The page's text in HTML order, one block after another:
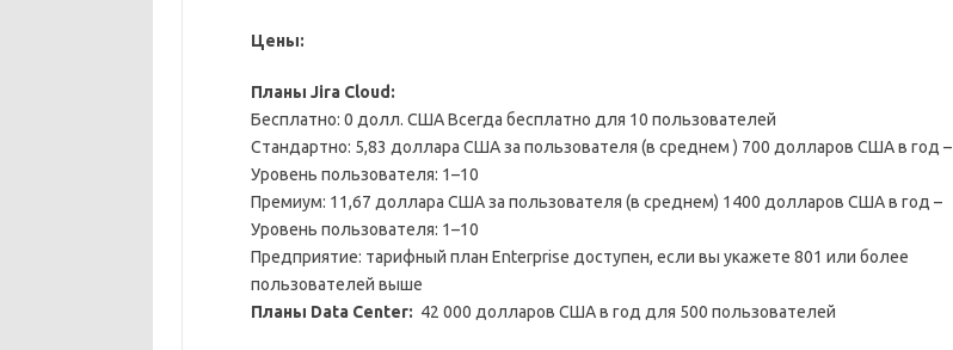
Цены:
Планы Jira Cloud:
Бесплатно: 0 долл. США Всегда бесплатно для 10 пользователей
Стандартно: 5,83 доллара США за пользователя (в среднем ) 700 долларов США в год –
Уровень пользователя: 1–10
Премиум: 11,67 доллара США за пользователя (в среднем) 1400 долларов США в год –
Уровень пользователя: 1–10
Предприятие: тарифный план Enterprise доступен, если вы укажете 801 или более
пользователей выше
Планы Data Center: 42 000 долларов США в год для 500 пользователей